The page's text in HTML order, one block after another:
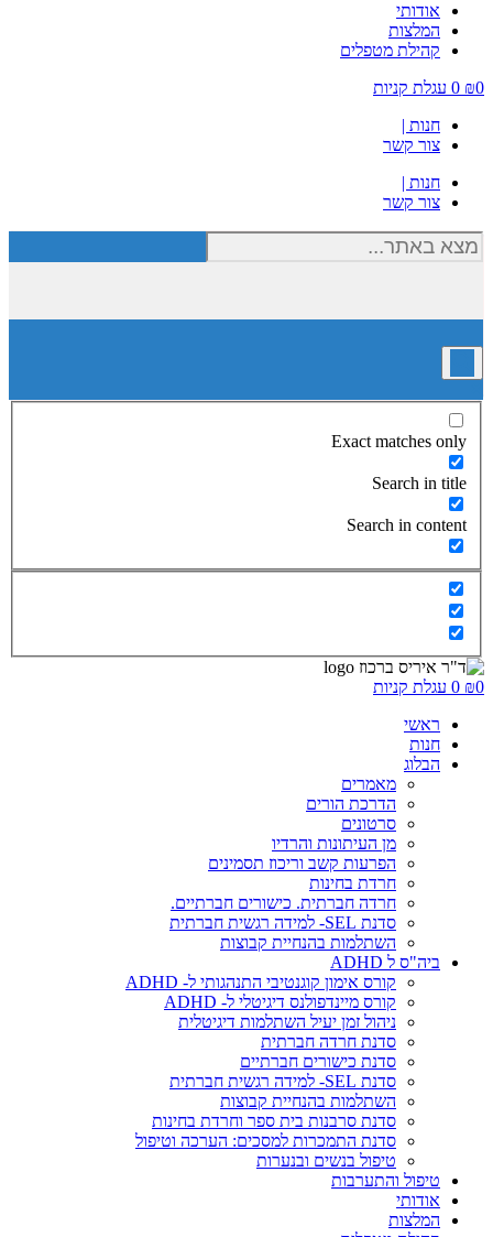
אודותי
המלצות
קהילת מטפלים
₪0
0 עגלת קניות
חנות |
צור קשר
חנות |
צור קשר
Exact matches only
Search in title
Search in content
₪0
0 עגלת קניות
ראשי
חנות
הבלוג
מאמרים
הדרכת הורים
סרטונים
מן העיתונות והרדיו
הפרעות קשב וריכוז תסמינים
חרדת בחינות
חרדה חברתית. כישורים חברתיים.
סדנת SEL- למידה רגשית חברתית
השתלמות בהנחיית קבוצות
ביה"ס ל ADHD
קורס אימון קוגנטיבי התנהגותי ל- ADHD
קורס מיינדפולנס דיגיטלי ל- ADHD
ניהול זמן יעיל השתלמות דיגיטלית
סדנת חרדה חברתית
סדנת כישורים חברתיים
סדנת SEL- למידה רגשית חברתית
השתלמות בהנחיית קבוצות
סדנת סרבנות בית ספר וחרדת בחינות
סדנת התמכרות למסכים: הערכה וטיפול
טיפול בנשים ובנערות
טיפול והתערבות
אודותי
המלצות